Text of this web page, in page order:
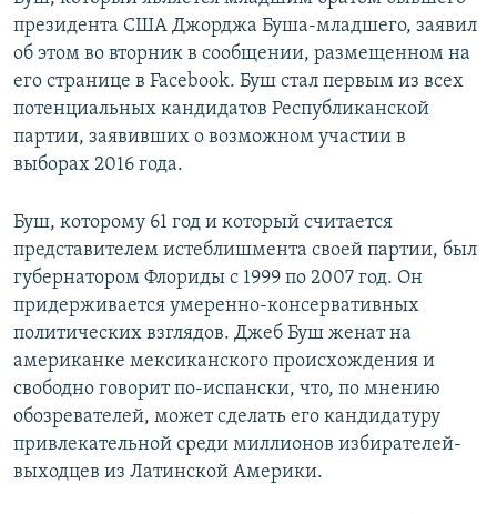
президента США Джорджа Буша-младшего, заявил
об этом во вторник в сообщении, размещенном на
его странице в Facebook. Буш стал первым из всех
потенциальных кандидатов Республиканской
партии, заявивших о возможном участии в
выборах 2016 года.
Буш, которому 61 год и который считается
представителем истеблишмента своей партии, был
губернатором Флориды с 1999 по 2007 год. Он
придерживается умеренно-консервативных
политических взглядов. Джеб Буш женат на
американке мексиканского происхождения и
свободно говорит по-испански, что, по мнению
обозревателей, может сделать его кандидатуру
привлекательной среди миллионов избирателей-
выходцев из Латинской Америки.